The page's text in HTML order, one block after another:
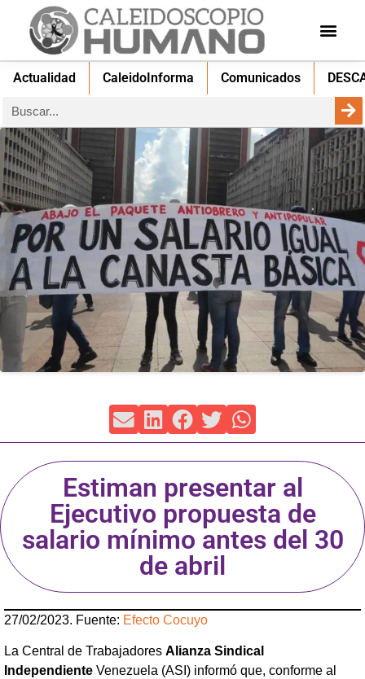
Actualidad CaleidoInforma Comunicados
Estiman presentar al
Ejecutivo propuesta de
salario mínimo antes del 30
de abril
27/02/2023. Fuente: Efecto Cocuyo
La Central de Trabajadores Alianza Sindical
Independiente Venezuela (ASI) informó que, conforme al